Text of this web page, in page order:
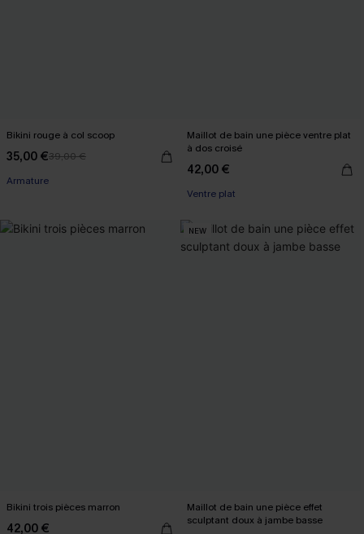
Bikini rouge à col scoop
35,00 €39,00 €
Armature
Maillot de bain une pièce ventre plat
à dos croisé
42,00 €
Ventre plat
Bikini trois pièces marron
42,00 €
NEW
Maillot de bain une pièce effet
sculptant doux à jambe basse